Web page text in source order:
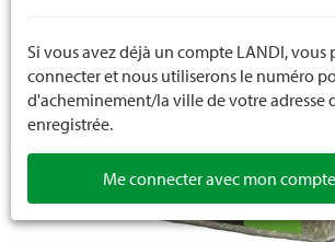
Litières
Grandes balles de litière
Pièces de rechange petits animaux
Si vous avez déjà un compte LANDI, vous
connecter et nous utiliserons le numéro
d'acheminement/la ville de votre adresse
enregistrée.
Me connecter avec mon